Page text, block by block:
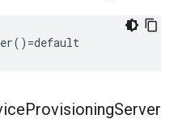
ProvisioningServer